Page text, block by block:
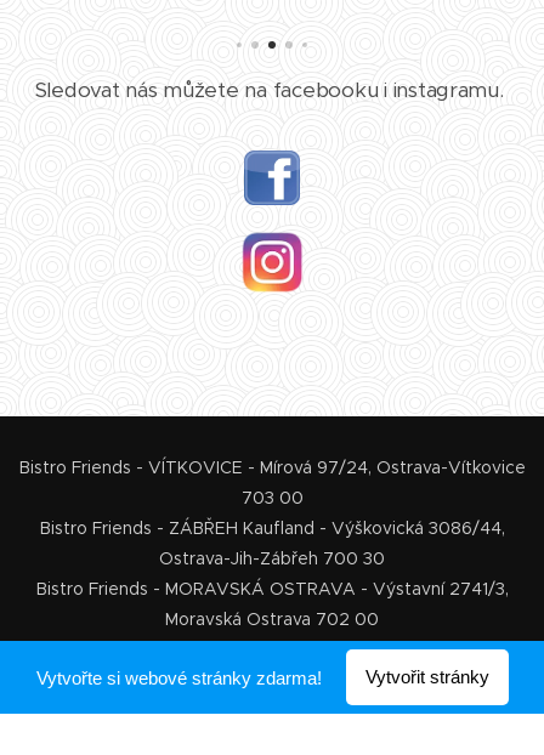
Sledovat nás můžete na facebooku i instagramu.
Bistro Friends - VÍTKOVICE - Mírová 97/24, Ostrava-Vítkovice
703 00
Bistro Friends - ZÁBŘEH Kaufland - Výškovická 3086/44,
Ostrava-Jih-Zábřeh 700 30
Bistro Friends - MORAVSKÁ OSTRAVA - Výstavní 2741/3,
Moravská Ostrava 702 00
Webnode
Vytvořte si webové stránky zdarma! Vytvořit stránky